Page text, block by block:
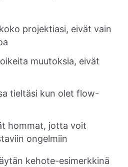
projektiasi, eivät vain
muutoksia, eivät
tieltäsi kun olet flow-
hommat, jotta voit
ongelmiin
kehote-esimerkkinä